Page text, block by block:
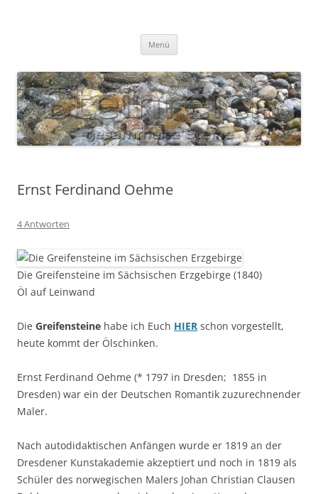
Menü
Ernst Ferdinand Oehme
4 Antworten
Die Greifensteine im Sächsischen Erzgebirge (1840)
Öl auf Leinwand
Die Greifensteine habe ich Euch HIER schon vorgestellt,
heute kommt der Ölschinken.
Ernst Ferdinand Oehme (* 1797 in Dresden;  1855 in
Dresden) war ein der Deutschen Romantik zuzurechnender
Maler.
Nach autodidaktischen Anfängen wurde er 1819 an der
Dresdener Kunstakademie akzeptiert und noch in 1819 als
Schüler des norwegischen Malers Johan Christian Clausen